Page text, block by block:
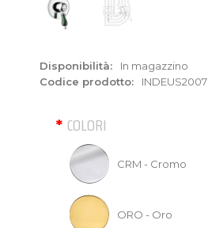
Disponibilità:
In magazzino
Codice prodotto:
INDEUS2007
COLORI
CRM - Cromo
ORO - Oro